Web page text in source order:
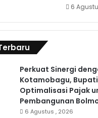
6
Perkuat Sinergi
Kotamobagu,
Optimalisasi Pajak
Pembangunan
6 Agustus , 2026